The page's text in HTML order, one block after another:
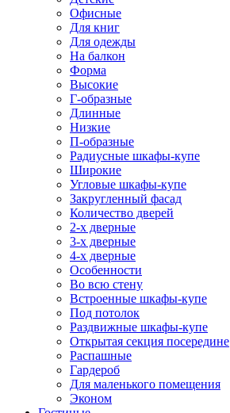
Офисные
Для книг
Для одежды
На балкон
Форма
Высокие
Г-образные
Длинные
Низкие
П-образные
Радиусные шкафы-купе
Широкие
Угловые шкафы-купе
Закругленный фасад
Количество дверей
2-х дверные
3-х дверные
4-х дверные
Особенности
Во всю стену
Встроенные шкафы-купе
Под потолок
Раздвижные шкафы-купе
Открытая секция посередине
Распашные
Гардероб
Для маленького помещения
Эконом